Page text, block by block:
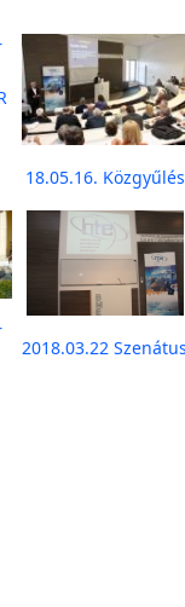
18.05.16. Közgyűlés
2018.03.22